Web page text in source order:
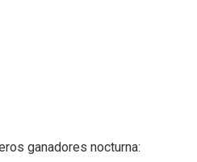
ganadores nocturna: